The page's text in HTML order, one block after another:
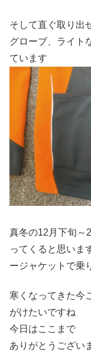
そして直ぐ取り出
グローブ、ライト
ています
真冬の12月下旬～
ってくると思いま
ージャケットで乗
寒くなってきた今
がけたいですね
今日はここまで
ありがとうござい